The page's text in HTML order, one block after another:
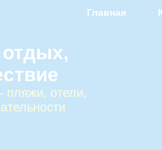
Главная
отели,